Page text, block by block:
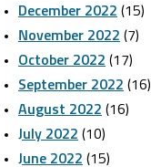
December 2022 (15)
November 2022 (7)
October 2022 (17)
September 2022 (16)
August 2022 (16)
July 2022 (10)
June 2022 (15)